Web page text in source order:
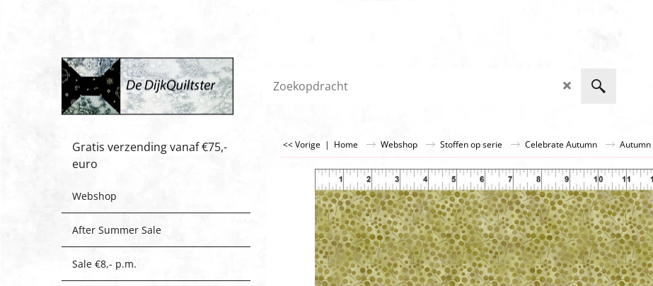
Gratis verzending vanaf €75,-
euro
Webshop
After Summer Sale
Sale €8,- p.m.
<< Vorige | Home Webshop Stoffen op serie Celebrate Autumn